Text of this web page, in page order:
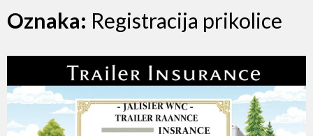
Oznaka: Registracija prikolice